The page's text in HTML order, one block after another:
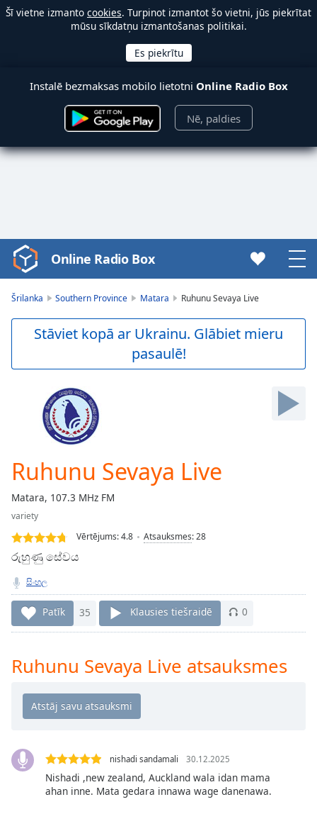
Šī vietne izmanto cookies. Turpinot izmantot šo vietni, jūs piekrītat
mūsu sīkdatņu izmantošanas politikai.
Instalē bezmaksas mobilo lietotni Online Radio Box
Nē, paldies
Video
Player
Skip
Loaded:
0.00%
Stream
Type
LIVE
Seek to
live,
currently
behind
LIVE
Remaining
Playback
Chapters
Descriptions
Online Radio Box
Šrilanka Southern Province Matara Ruhunu Sevaya Live
Stāviet kopā ar Ukrainu. Glābiet mieru
pasaulē!
Ruhunu Sevaya Live
Matara, 107.3 MHz FM
variety
Vērtējums:4.8 Atsauksmes:28
රුහුණු සේවය
සිංහල
Patīk 35 Klausies tiešraidē 0
Ruhunu Sevaya Live atsauksmes
nishadi sandamali 30.12.2025
Nishadi ,new zealand, Auckland wala idan mama
ahan inne. Mata gedara innawa wage danenawa.